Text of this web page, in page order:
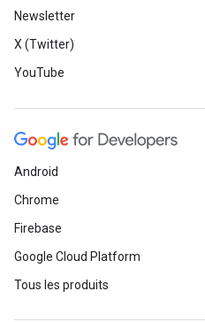
Newsletter
X (Twitter)
YouTube
Android
Chrome
Firebase
Google Cloud Platform
Tous les produits